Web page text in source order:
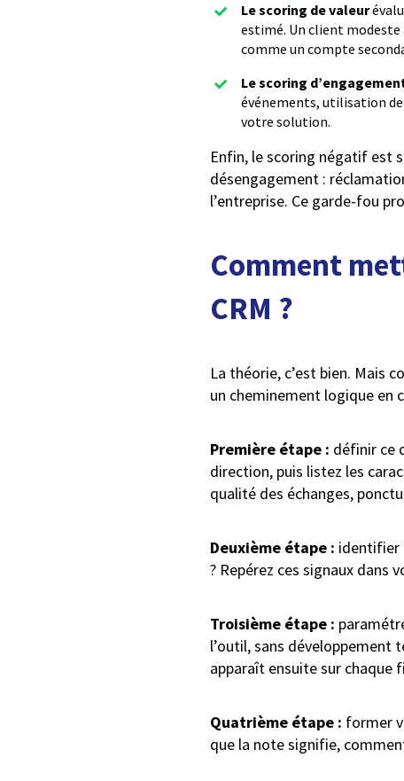
Le scoring de valeur
estimé. Un client modeste
comme un compte
Le scoring
événements, utilisation de
votre solution.
Enfin, le scoring négatif est
désengagement :
l’entreprise. Ce garde-fou
Comment
CRM ?
La théorie, c’est bien. Mais
un cheminement logique en
Première étape : définir ce
direction, puis listez les
qualité des échanges,
Deuxième étape : identifier
? Repérez ces signaux
Troisième étape :
l’outil, sans développement
apparaît ensuite sur chaque
Quatrième étape : former
que la note signifie,